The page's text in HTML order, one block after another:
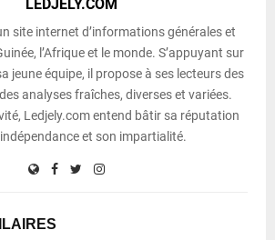
LEDJELY.COM
site internet d’informations générales et
l’Afrique et le monde. S’appuyant sur
jeune équipe, il propose à ses lecteurs des
analyses fraîches, diverses et variées.
Ledjely.com entend bâtir sa réputation
et son impartialité.